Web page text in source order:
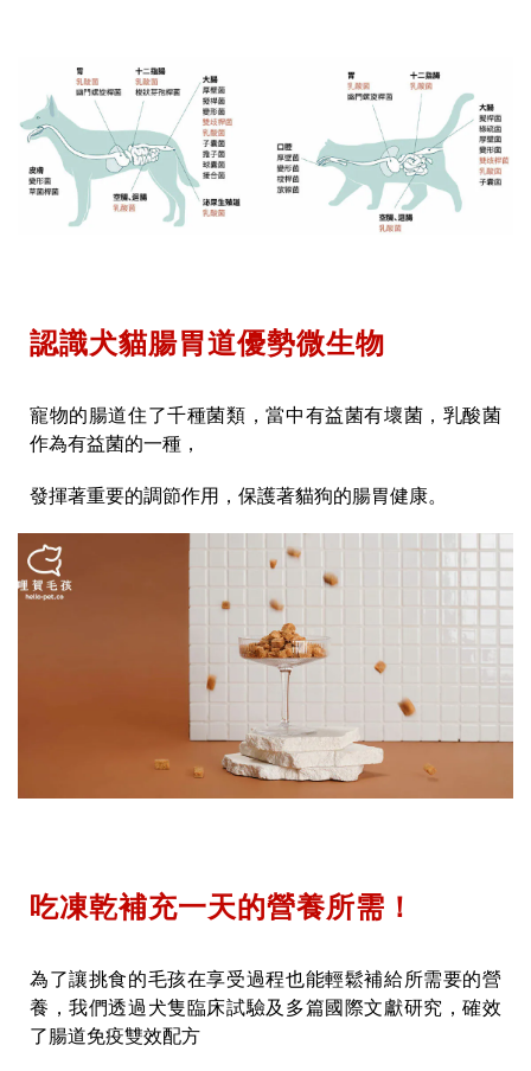
認識犬貓腸胃道優勢微生物
寵物的腸道住了千種菌類，當中有益菌有壞菌，乳酸菌
作為有益菌的一種，
發揮著重要的調節作用，保護著貓狗的腸胃健康。
吃凍乾補充一天的營養所需！
為了讓挑食的毛孩在享受過程也能輕鬆補給所需要的營
養，我們透過犬隻臨床試驗及多篇國際文獻研究，確效
了腸道免疫雙效配方